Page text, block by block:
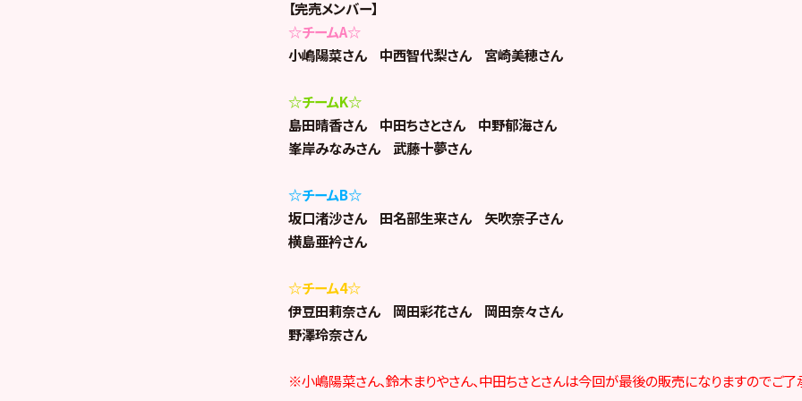
【完売メンバー】
☆チームA☆
小嶋陽菜さん 中西智代梨さん 宮崎美穂さん
☆チームK☆
島田晴香さん 中田ちさとさん 中野郁海さん
峯岸みなみさん 武藤十夢さん
☆チームB☆
坂口渚沙さん 田名部生来さん 矢吹奈子さん
横島亜衿さん
☆チーム4☆
伊豆田莉奈さん 岡田彩花さん 岡田奈々さん
野澤玲奈さん
※小嶋陽菜さん、鈴木まりやさん、中田ちさとさんは今回が最後の販売になりますのでご了